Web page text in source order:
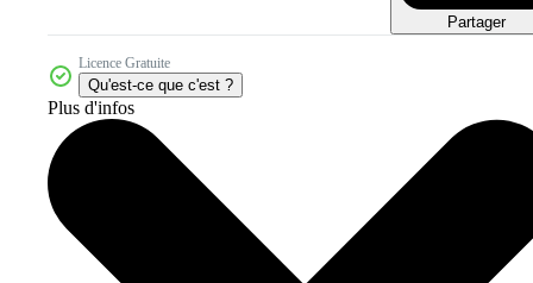
Partager
Licence Gratuite
Qu'est-ce que c'est ?
Plus d'infos